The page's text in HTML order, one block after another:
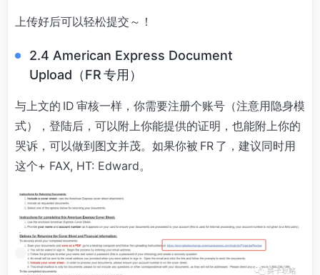
上传好后可以轻松提交～！
2.4 American Express Document
Upload（FR 专用）
与上文的 ID 审核一样，你需要注册个账号（注意用隐身模
式），登陆后，可以附上你能提供的证明，也能附上你的
哭诉，可以做到图文并茂。如果你被 FR 了，建议同时用
这个+ FAX, HT: Edward。